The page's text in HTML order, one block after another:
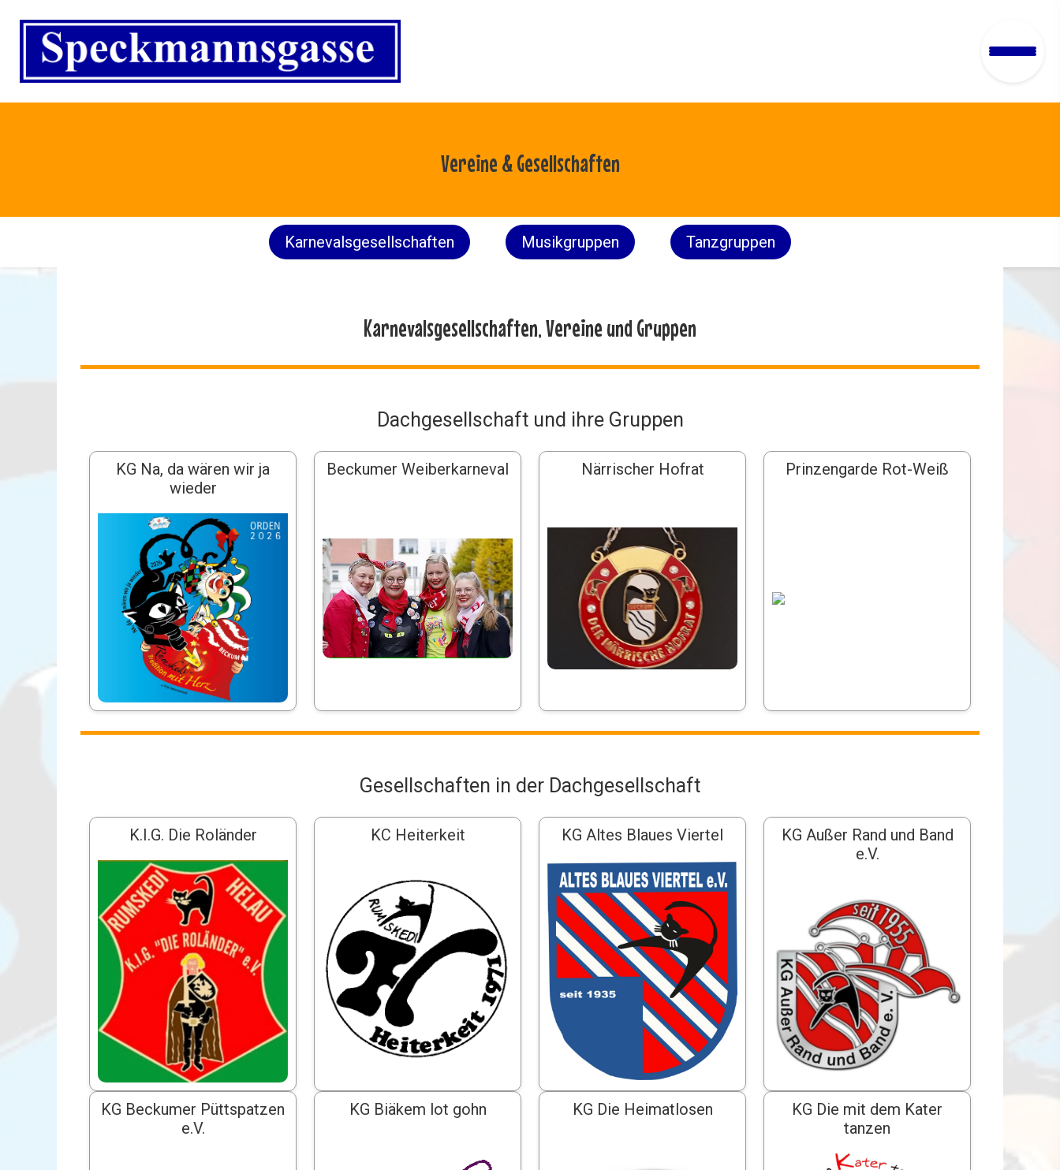
Vereine & Gesellschaften
Karnevalsgesellschaften Musikgruppen Tanzgruppen
Karnevalsgesellschaften, Vereine und Gruppen
Dachgesellschaft und ihre Gruppen
KG Na, da wären wir ja
wieder
Beckumer Weiberkarneval Närrischer Hofrat Prinzengarde Rot-Weiß
Gesellschaften in der Dachgesellschaft
K.I.G. Die Roländer KC Heiterkeit KG Altes Blaues Viertel
KG Außer Rand und Band
e.V.
KG Beckumer Püttspatzen
e.V.
KG Biäkem lot gohn KG Die Heimatlosen
KG Die mit dem Kater
tanzen